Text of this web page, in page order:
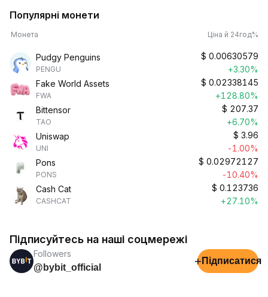
Популярні монети
Монета Ціна й 24год%
Pudgy Penguins
PENGU
$ 0.00630579
+3.30%
Fake World Assets
FWA
$ 0.02338145
+128.80%
Bittensor
TAO
$ 207.37
+6.70%
Uniswap
UNI
$ 3.96
-1.00%
Pons
PONS
$ 0.02972127
-10.40%
Cash Cat
CASHCAT
$ 0.123736
+27.10%
Підписуйтесь на наші соцмережі
Followers
@bybit_official
+ Підписатися